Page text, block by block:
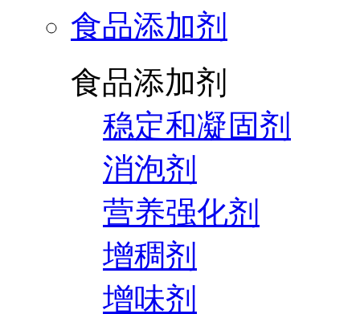
食品添加剂
食品添加剂
稳定和凝固剂
消泡剂
营养强化剂
增稠剂
增味剂